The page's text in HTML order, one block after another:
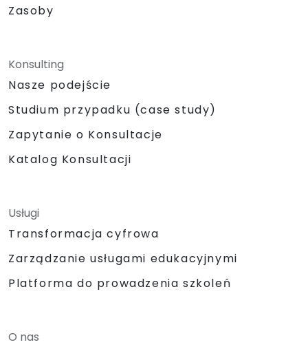
Zasoby
Konsulting
Nasze podejście
Studium przypadku (case study)
Zapytanie o Konsultacje
Katalog Konsultacji
Usługi
Transformacja cyfrowa
Zarządzanie usługami edukacyjnymi
Platforma do prowadzenia szkoleń
O nas